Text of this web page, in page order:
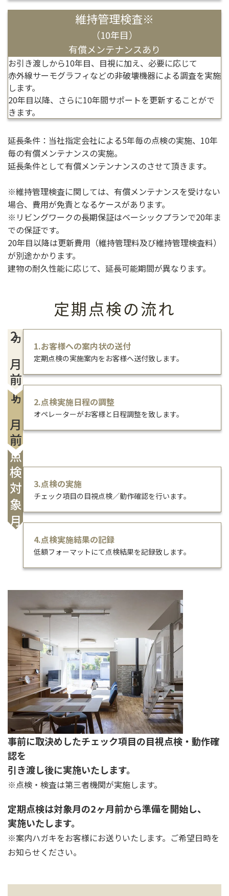
維持管理検査※
（10年目）
有償メンテナンスあり
お引き渡しから10年目、目視に加え、必要に応じて
赤外線サーモグラフィなどの非破壊機器による調査を実施
します。
20年目以降、さらに10年間サポートを更新することがで
きます。
延長条件：当社指定会社による5年毎の点検の実施、10年
毎の有償メンテナンスの実施。
延長条件として有償メンテンナンスのさせて頂きます。
※維持管理検査に関しては、有償メンテナンスを受けない
場合、費用が免責となるケースがあります。
※リビングワークの長期保証はベーシックプランで20年ま
での保証です。
20年目以降は更新費用（維持管理料及び維持管理検査料）
が別途かかります。
建物の耐久性能に応じて、延長可能期間が異なります。
定期点検の流れ
2
ヵ月前
1
ヵ月前
点検対象月
1.お客様への案内状の送付
定期点検の実施案内をお客様へ送付致します。
2.点検実施日程の調整
オペレーターがお客様と日程調整を致します。
3.点検の実施
チェック項目の目視点検／動作確認を行います。
4.点検実施結果の記録
低額フォーマットにて点検結果を記録致します。
事前に取決めしたチェック項目の目視点検・動作確
認を
引き渡し後に実施いたします。
※点検・検査は第三者機関が実施します。
定期点検は対象月の2ヶ月前から準備を開始し、
実施いたします。
※案内ハガキをお客様にお送りいたします。ご希望日時を
お知らせください。